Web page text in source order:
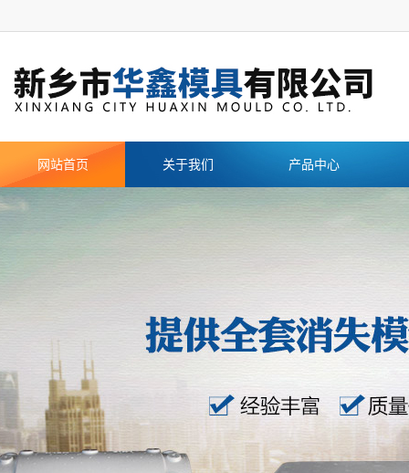
网站首页 关于我们 产品中心